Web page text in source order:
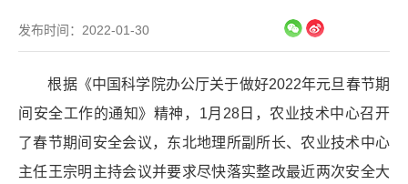
发布时间：2022-01-30
根据《中国科学院办公厅关于做好2022年元旦春节期
间安全工作的通知》精神， 1月 28日，农业技术中心召开
了春节期间安全会议，东北地理所副所长、农业技术中心
主任王宗明主持会议并要求尽快落实整改最近两次安全大